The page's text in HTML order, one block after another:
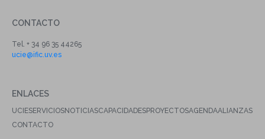
CONTACTO
Tel. + 34 96 35 44265
ucie@ific.uv.es
ENLACES
UCIESERVICIOSNOTICIASCAPACIDADESPROYECTOSAGENDAALIANZAS
CONTACTO